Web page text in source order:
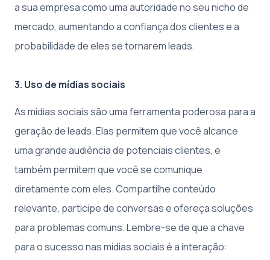
a sua empresa como uma autoridade no seu nicho de
mercado, aumentando a confiança dos clientes e a
probabilidade de eles se tornarem leads.
3. Uso de mídias sociais
As mídias sociais são uma ferramenta poderosa para a
geração de leads. Elas permitem que você alcance
uma grande audiência de potenciais clientes, e
também permitem que você se comunique
diretamente com eles. Compartilhe conteúdo
relevante, participe de conversas e ofereça soluções
para problemas comuns. Lembre-se de que a chave
para o sucesso nas mídias sociais é a interação: